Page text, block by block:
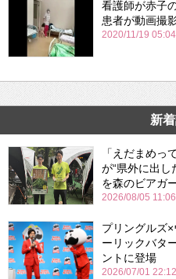
看護師が赤子
患者が動画撮
2020/11/19 05:04
新
「えだまめっ
が“県外に出し
を森のビアガ
2026/08/05 11:06
プリングルズ
ーリックバタ
ントに登場
2026/07/01 22:12